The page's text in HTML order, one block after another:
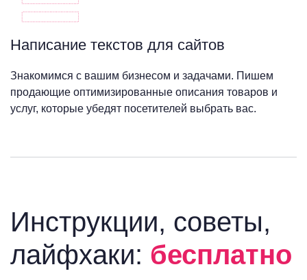
Написание текстов для сайтов
Знакомимся с вашим бизнесом и задачами. Пишем
продающие оптимизированные описания товаров и
услуг, которые убедят посетителей выбрать вас.
Инструкции, советы,
лайфхаки: бесплатно